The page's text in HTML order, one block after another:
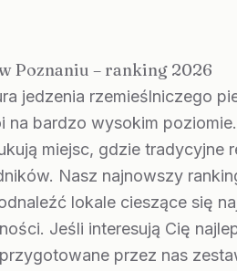
Poznaniu – ranking 2026
jedzenia rzemieślniczego
bardzo wysokim poziomie.
miejsc, gdzie tradycyjne
Nasz najnowszy
lokale cieszące się
Jeśli interesują Cię
przez nas